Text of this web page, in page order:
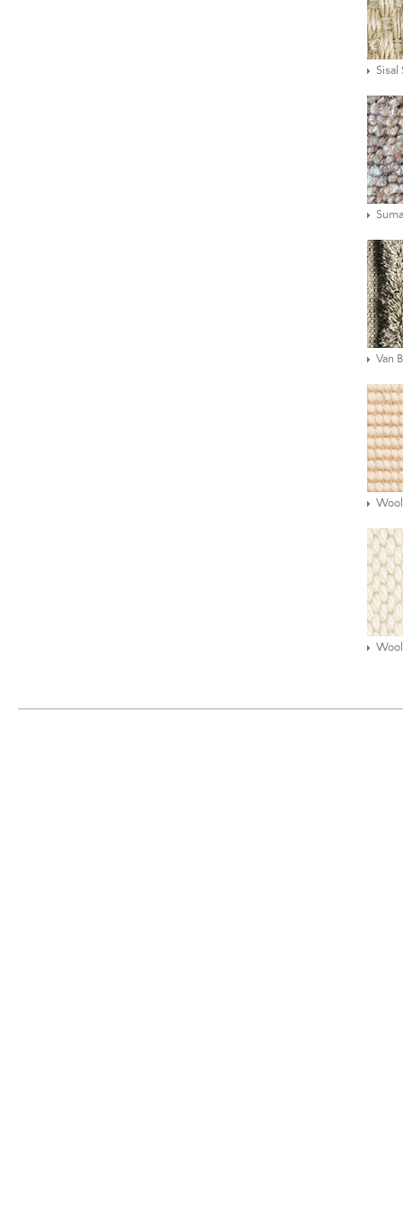
Sisal
Van